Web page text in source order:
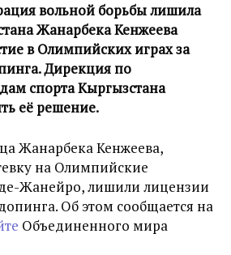
вольной борьбы лишила
Жанарбека Кенжеева
в Олимпийских играх за
Дирекция по
спорта Кыргызстана
её решение.
Жанарбека Кенжеева,
на Олимпийские
Жанейро, лишили лицензии
Об этом сообщается на
Объединенного мира